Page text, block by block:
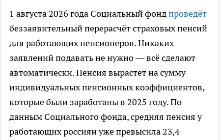
1 августа 2026 года Социальный фондпроведёт
беззаявительный перерасчёт страховых пенсий
для работающих пенсионеров. Никаких
заявлений подавать не нужно — всё сделают
автоматически. Пенсия вырастет на сумму
индивидуальных пенсионных коэффициентов,
которые были заработаны в 2025 году. По
данным Социального фонда, средняя пенсия у
работающих россиян уже превысила 23,4